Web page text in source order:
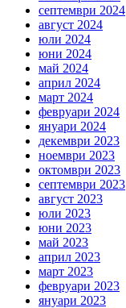
септември 2024
август 2024
юли 2024
юни 2024
май 2024
април 2024
март 2024
февруари 2024
януари 2024
декември 2023
ноември 2023
октомври 2023
септември 2023
август 2023
юли 2023
юни 2023
май 2023
април 2023
март 2023
февруари 2023
януари 2023